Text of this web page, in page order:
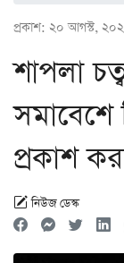
প্রকাশ: ২০ আগস্ট,
শাপলা
সমাবেশে
প্রকাশ
নিউজ ডেস্ক